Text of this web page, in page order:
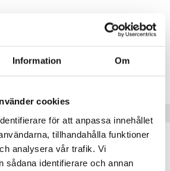
Information Om
cookies
för att anpassa innehållet
tillhandahålla funktioner
analysera vår trafik. Vi
sådana identifierare och annan
89 kr
eko